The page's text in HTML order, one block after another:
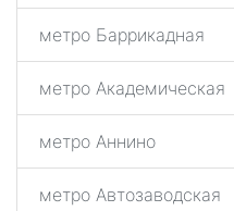
метро Баррикадная
метро Академическая
метро Аннино
метро Автозаводская